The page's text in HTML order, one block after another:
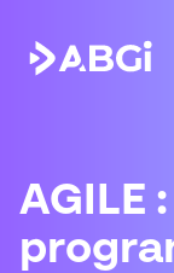
AGILE